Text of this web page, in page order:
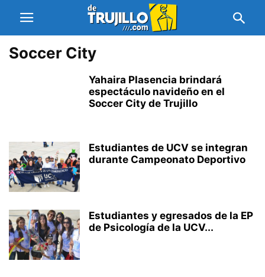
Soccer City
Yahaira Plasencia brindará
espectáculo navideño en el
Soccer City de Trujillo
Estudiantes de UCV se integran
durante Campeonato Deportivo
Estudiantes y egresados de la EP
de Psicología de la UCV...